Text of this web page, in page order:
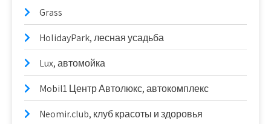
Grass
HolidayPark, лесная усадьба
Lux, автомойка
Mobil1 Центр Автолюкс, автокомплекс
Neomir.club, клуб красоты и здоровья